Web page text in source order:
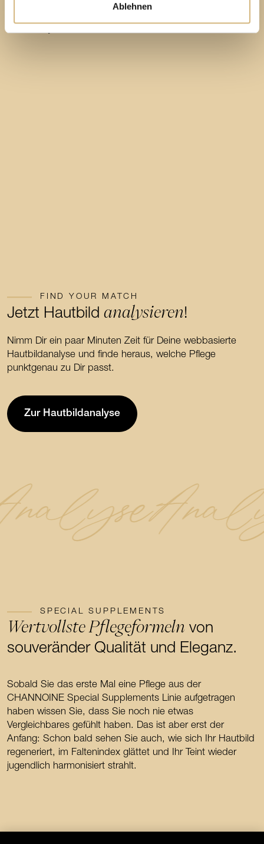
Ablehnen
FIND YOUR MATCH
Jetzt Hautbildanalysieren!
Nimm Dir ein paar Minuten Zeit für Deine webbasierte
Hautbildanalyse und finde heraus, welche Pflege
punktgenau zu Dir passt.
Zur Hautbildanalyse
SPECIAL SUPPLEMENTS
Wertvollste Pflegeformeln von
souveränder Qualität und Eleganz.
Sobald Sie das erste Mal eine Pflege aus der
CHANNOINE Special Supplements Linie aufgetragen
haben wissen Sie, dass Sie noch nie etwas
Vergleichbares gefühlt haben. Das ist aber erst der
Anfang: Schon bald sehen Sie auch, wie sich Ihr Hautbild
regeneriert, im Faltenindex glättet und Ihr Teint wieder
jugendlich harmonisiert strahlt.